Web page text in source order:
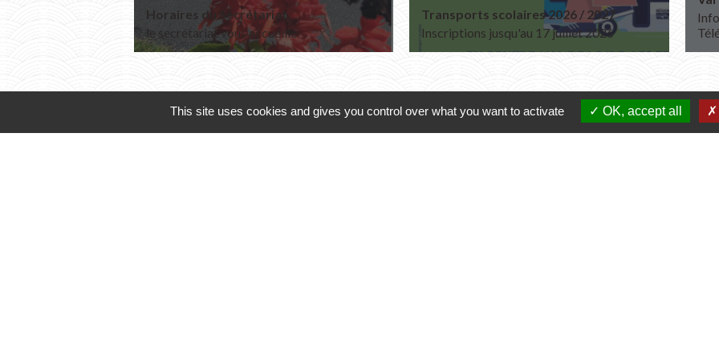
Horaires du Secrétariat
le secrétariat vous accueille
Transports scolaires 2026 / 2027
Inscriptions jusqu'au 17 juillet 2026
This site uses cookies and gives you control over what you want to activate OK, accept all